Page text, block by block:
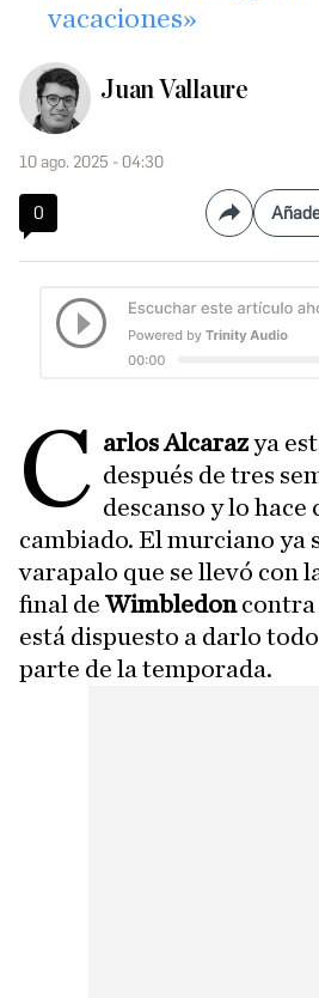
vacaciones»
Juan Vallaure
10 ago. 2025 - 04:30
0 Compartir
C arlos Alcarazya
después de tres
descanso y lo hace
cambiado. El murciano ya
varapalo que se llevó con
final de Wimbledon
está dispuesto a darlo
parte de la temporada.